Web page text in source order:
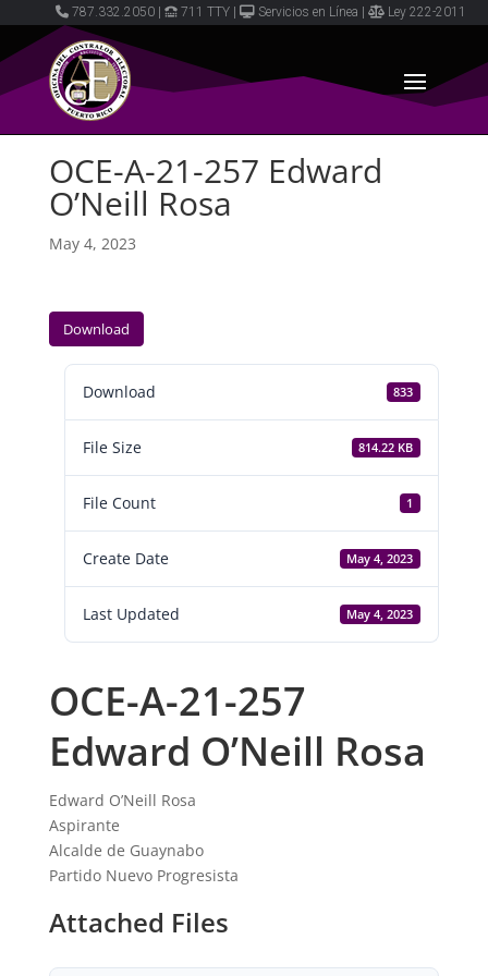
787.332.2050 711 TTY Servicios en Línea Ley 222-2011
OCE-A-21-257 Edward
O’Neill Rosa
May 4, 2023
Download
Download 833
File Size 814.22 KB
File Count 1
Create Date May 4, 2023
Last Updated May 4, 2023
OCE-A-21-257
Edward O’Neill Rosa
Edward O’Neill Rosa
Aspirante
Alcalde de Guaynabo
Partido Nuevo Progresista
Attached Files